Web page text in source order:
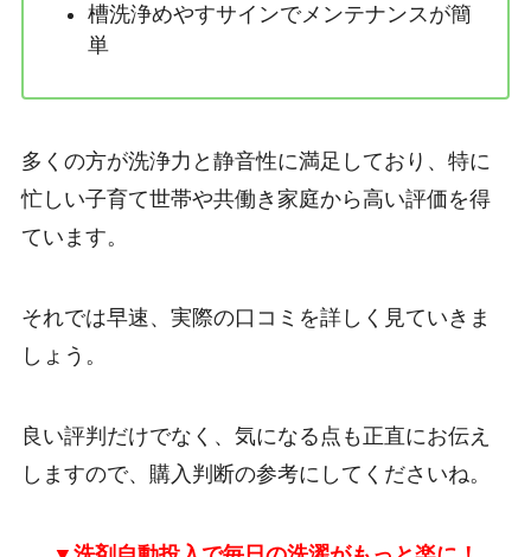
槽洗浄めやすサインでメンテナンスが簡
単
多くの方が洗浄力と静音性に満足しており、特に
忙しい子育て世帯や共働き家庭から高い評価を得
ています。
それでは早速、実際の口コミを詳しく見ていきま
しょう。
良い評判だけでなく、気になる点も正直にお伝え
しますので、購入判断の参考にしてくださいね。